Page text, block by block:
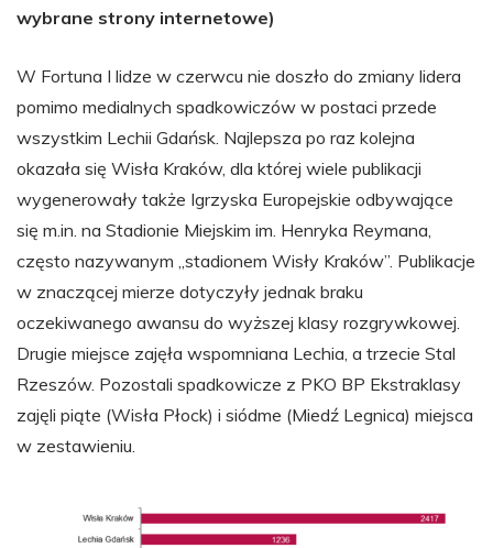
wybrane strony internetowe)
W Fortuna I lidze w czerwcu nie doszło do zmiany lidera
pomimo medialnych spadkowiczów w postaci przede
wszystkim Lechii Gdańsk. Najlepsza po raz kolejna
okazała się Wisła Kraków, dla której wiele publikacji
wygenerowały także Igrzyska Europejskie odbywające
się m.in. na Stadionie Miejskim im. Henryka Reymana,
często nazywanym „stadionem Wisły Kraków”. Publikacje
w znaczącej mierze dotyczyły jednak braku
oczekiwanego awansu do wyższej klasy rozgrywkowej.
Drugie miejsce zajęła wspomniana Lechia, a trzecie Stal
Rzeszów. Pozostali spadkowicze z PKO BP Ekstraklasy
zajęli piąte (Wisła Płock) i siódme (Miedź Legnica) miejsca
w zestawieniu.